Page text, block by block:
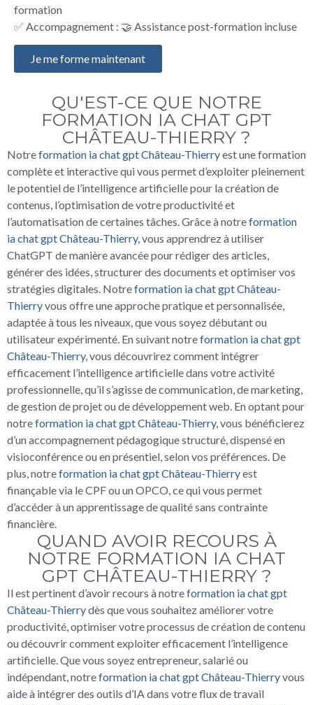
formation
✅ Accompagnement : 🤝 Assistance post-formation incluse
Je me forme maintenant
QU'EST-CE QUE NOTRE
FORMATION IA CHAT GPT
CHÂTEAU-THIERRY ?
Notreformation ia chat gpt Château-Thierryest une formation
complète et interactive qui vous permet d’exploiter pleinement
le potentiel de l’intelligence artificielle pour la création de
contenus, l’optimisation de votre productivité et
l’automatisation de certaines tâches. Grâce à notreformation
ia chat gpt Château-Thierry, vous apprendrez à utiliser
ChatGPT de manière avancée pour rédiger des articles,
générer des idées, structurer des documents et optimiser vos
stratégies digitales. Notreformation ia chat gpt Château-
Thierryvous offre une approche pratique et personnalisée,
adaptée à tous les niveaux, que vous soyez débutant ou
utilisateur expérimenté. En suivant notreformation ia chat gpt
Château-Thierry, vous découvrirez comment intégrer
efficacement l’intelligence artificielle dans votre activité
professionnelle, qu’il s’agisse de communication, de marketing,
de gestion de projet ou de développement web. En optant pour
notreformation ia chat gpt Château-Thierry, vous bénéficierez
d’un accompagnement pédagogique structuré, dispensé en
visioconférence ou en présentiel, selon vos préférences. De
plus, notreformation ia chat gpt Château-Thierryest
finançable via le CPF ou un OPCO, ce qui vous permet
d’accéder à un apprentissage de qualité sans contrainte
financière.
QUAND AVOIR RECOURS À
NOTRE FORMATION IA CHAT
GPT CHÂTEAU-THIERRY ?
Il est pertinent d’avoir recours à notreformation ia chat gpt
Château-Thierrydès que vous souhaitez améliorer votre
productivité, optimiser votre processus de création de contenu
ou découvrir comment exploiter efficacement l’intelligence
artificielle. Que vous soyez entrepreneur, salarié ou
indépendant, notreformation ia chat gpt Château-Thierryvous
aide à intégrer des outils d’IA dans votre flux de travail